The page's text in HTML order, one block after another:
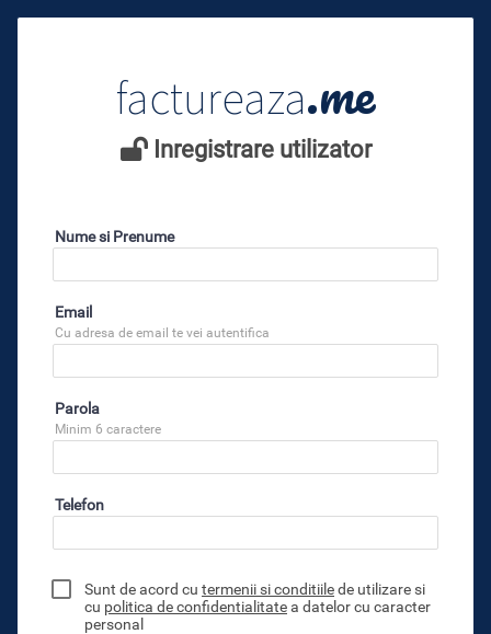
factureaza.me
Inregistrare utilizator
Nume si Prenume
Email
Cu adresa de email te vei autentifica
Parola
Minim 6 caractere
Telefon
Sunt de acord cu termenii si conditiilede utilizare si
cu politica de confidentialitatea datelor cu caracter
personal